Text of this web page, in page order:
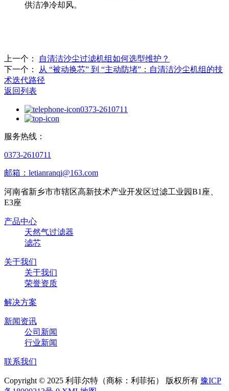
供洁净冷却风。
上一个：
自清洁沙尘过滤机组如何选型维护？
下一个：
从 “被动换芯” 到 “主动防堵”：自清洁沙尘机组的技
术迭代路径
返回列表
0373-2610711
服务热线：
0373-2610711
邮箱：letianranqi@163.com
河南省新乡市市辖区高新技术产业开发区过滤工业园B1座、
E3座
产品中心
天然气过滤器
滤芯
关于我们
关于我们
荣誉资质
解决方案
新闻资讯
公司新闻
行业新闻
联系我们
Copyright © 2025 利菲尔特（商标：利菲拓） 版权所有 豫ICP